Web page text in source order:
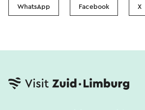
WhatsApp Facebook X